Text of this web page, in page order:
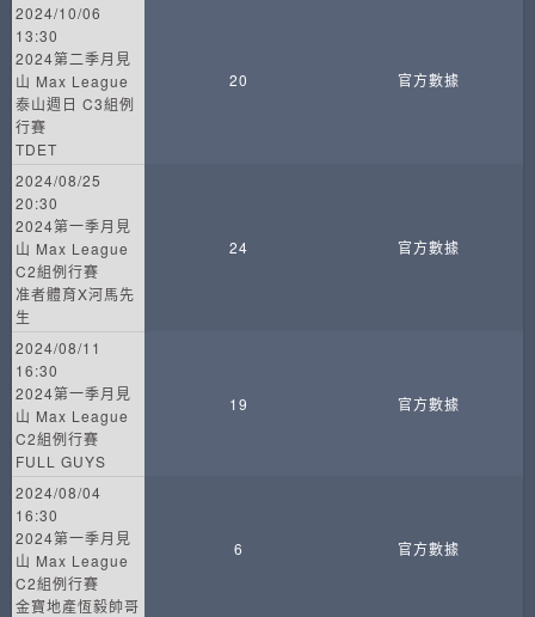
2024/10/06
13:30
2024第二季月見
山 Max League
泰山週日 C3組例
行賽
TDET
20 官方數據
2024/08/25
20:30
2024第一季月見
山 Max League
C2組例行賽
准者體育X河馬先
生
24 官方數據
2024/08/11
16:30
2024第一季月見
山 Max League
C2組例行賽
FULL GUYS
19 官方數據
2024/08/04
16:30
2024第一季月見
山 Max League
C2組例行賽
金寶地產恆毅帥哥
6 官方數據